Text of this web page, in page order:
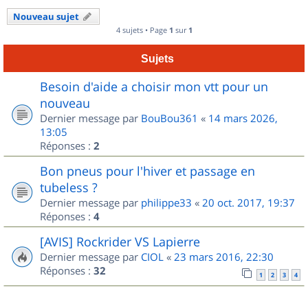
Nouveau sujet
4 sujets • Page 1 sur 1
Sujets
Besoin d'aide a choisir mon vtt pour un
nouveau
Dernier message par BouBou361 « 14 mars 2026,
13:05
Réponses : 2
Bon pneus pour l'hiver et passage en
tubeless ?
Dernier message par philippe33 « 20 oct. 2017, 19:37
Réponses : 4
[AVIS] Rockrider VS Lapierre
Dernier message par CIOL « 23 mars 2016, 22:30
Réponses : 32 1 2 3 4